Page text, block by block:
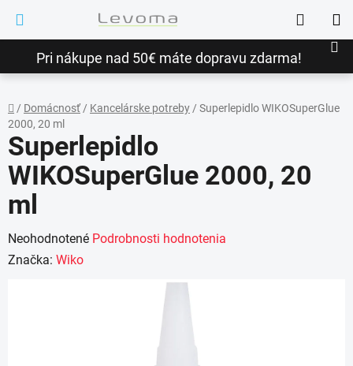
obsah
Pri nákupe nad 50€ máte dopravu zdarma!
Hľadať
Domov
/ Domácnosť/ Kancelárske potreby/ Superlepidlo WIKOSuperGlue
2000, 20 ml
Superlepidlo
WIKOSuperGlue 2000, 20
ml
Priemerné
hodnotenie
Neohodnotené Podrobnosti hodnotenia
Značka: Wiko